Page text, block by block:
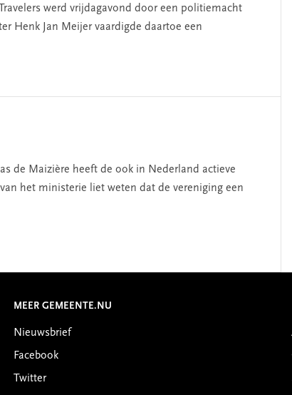
werd vrijdagavond door een politiemacht
Henk Jan Meijer vaardigde daartoe een
de Maizière heeft de ook in Nederland actieve
het ministerie liet weten dat de vereniging een
MEER GEMEENTE.NU
Nieuwsbrief
Facebook
Twitter